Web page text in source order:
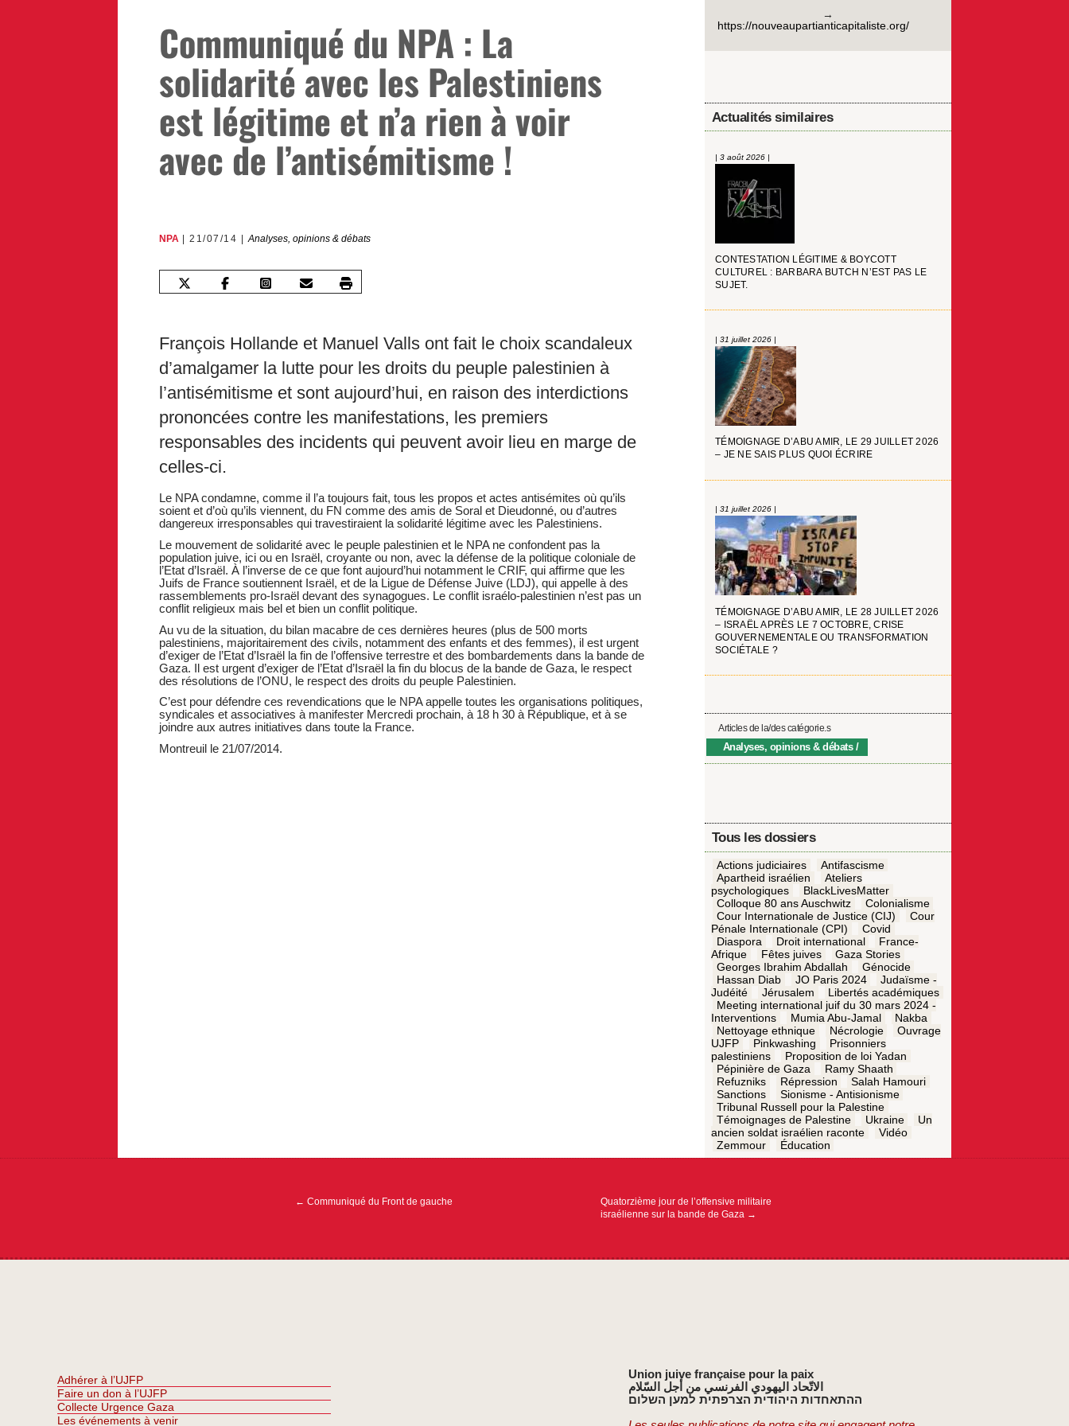
Communiqué du NPA : La
solidarité avec les Palestiniens
est légitime et n’a rien à voir
avec de l’antisémitisme !
NPA 21/07/14 Analyses, opinions & débats
François Hollande et Manuel Valls ont fait le choix scandaleux
d’amalgamer la lutte pour les droits du peuple palestinien à
l’antisémitisme et sont aujourd’hui, en raison des interdictions
prononcées contre les manifestations, les premiers
responsables des incidents qui peuvent avoir lieu en marge de
celles-ci.
Le NPA condamne, comme il l’a toujours fait, tous les propos et actes antisémites où qu’ils
soient et d’où qu’ils viennent, du FN comme des amis de Soral et Dieudonné, ou d’autres
dangereux irresponsables qui travestiraient la solidarité légitime avec les Palestiniens.
Le mouvement de solidarité avec le peuple palestinien et le NPA ne confondent pas la
population juive, ici ou en Israël, croyante ou non, avec la défense de la politique coloniale de
l’Etat d’Israël. À l’inverse de ce que font aujourd’hui notamment le CRIF, qui affirme que les
Juifs de France soutiennent Israël, et de la Ligue de Défense Juive (LDJ), qui appelle à des
rassemblements pro-Israël devant des synagogues. Le conflit israélo-palestinien n’est pas un
conflit religieux mais bel et bien un conflit politique.
Au vu de la situation, du bilan macabre de ces dernières heures (plus de 500 morts
palestiniens, majoritairement des civils, notamment des enfants et des femmes), il est urgent
d’exiger de l’Etat d’Israël la fin de l’offensive terrestre et des bombardements dans la bande de
Gaza. Il est urgent d’exiger de l’Etat d’Israël la fin du blocus de la bande de Gaza, le respect
des résolutions de l’ONU, le respect des droits du peuple Palestinien.
C’est pour défendre ces revendications que le NPA appelle toutes les organisations politiques,
syndicales et associatives à manifester Mercredi prochain, à 18 h 30 à République, et à se
joindre aux autres initiatives dans toute la France.
Montreuil le 21/07/2014.
https://nouveaupartianticapitaliste.org/
Actualités similaires
| 3 août 2026 |
CONTESTATION LÉGITIME & BOYCOTT
CULTUREL : BARBARA BUTCH N’EST PAS LE
SUJET.
| 31 juillet 2026 |
TÉMOIGNAGE D’ABU AMIR, LE 29 JUILLET 2026
– JE NE SAIS PLUS QUOI ÉCRIRE
| 31 juillet 2026 |
TÉMOIGNAGE D’ABU AMIR, LE 28 JUILLET 2026
– ISRAËL APRÈS LE 7 OCTOBRE, CRISE
GOUVERNEMENTALE OU TRANSFORMATION
SOCIÉTALE ?
Articles de la/des catégorie.s
Analyses, opinions & débats
Tous les dossiers
Actions judiciaires
Antifascisme
Apartheid israélien
Ateliers
psychologiques
BlackLivesMatter
Colloque 80 ans Auschwitz
Colonialisme
Cour Internationale de Justice (CIJ)
Cour
Pénale Internationale (CPI)
Covid
Diaspora
Droit international
France-
Afrique
Fêtes juives
Gaza Stories
Georges Ibrahim Abdallah
Génocide
Hassan Diab
JO Paris 2024
Judaïsme -
Judéité
Jérusalem
Libertés académiques
Meeting international juif du 30 mars 2024 -
Interventions
Mumia Abu-Jamal
Nakba
Nettoyage ethnique
Nécrologie
Ouvrage
UJFP
Pinkwashing
Prisonniers
palestiniens
Proposition de loi Yadan
Pépinière de Gaza
Ramy Shaath
Refuzniks
Répression
Salah Hamouri
Sanctions
Sionisme - Antisionisme
Tribunal Russell pour la Palestine
Témoignages de Palestine
Ukraine
Un
ancien soldat israélien raconte
Vidéo
Zemmour
Éducation
Navigation
← Communiqué du Front de gauche
Quatorzième jour de l’offensive militaire
israélienne sur la bande de Gaza →
Adhérer à l’UJFP
Faire un don à l’UJFP
Collecte Urgence Gaza
Les événements à venir
Union juive française pour la paix
الاتّحاد اليهودي الفرنسي من أجل السّلام
ההתאחדות היהודית הצרפתית למען השלום